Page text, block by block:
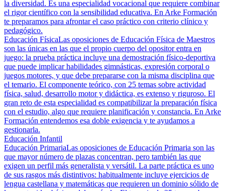
la diversidad. Es una especialidad vocacional que requiere combinar
el rigor científico con la sensibilidad educativa. En Arke Formación
te preparamos para afrontar el caso práctico con criterio clínico y
pedagógico.
Educación FísicaLas oposiciones de Educación Física de Maestros
son las únicas en las que el propio cuerpo del opositor entra en
juego: la prueba práctica incluye una demostración físico-deportiva
que puede implicar habilidades gimnásticas, expresión corporal o
juegos motores, y que debe prepararse con la misma disciplina que
el temario. El componente teórico, con 25 temas sobre actividad
física, salud, desarrollo motor y didáctica, es extenso y riguroso. El
gran reto de esta especialidad es compatibilizar la preparación física
con el estudio, algo que requiere planificación y constancia. En Arke
Formación entendemos esa doble exigencia y te ayudamos a
gestionarla.
Educación Infantil
Educación PrimariaLas oposiciones de Educación Primaria son las
que mayor número de plazas concentran, pero también las que
exigen un perfil más generalista y versátil. La parte práctica es uno
de sus rasgos más distintivos: habitualmente incluye ejercicios de
lengua castellana y matemáticas que requieren un dominio sólido de